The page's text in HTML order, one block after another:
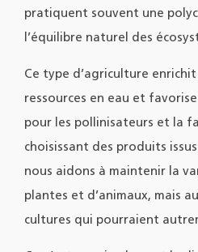
pratiquent souvent une
l’équilibre naturel des
Ce type d’agriculture
ressources en eau et
pour les pollinisateurs et la
choisissant des produits
nous aidons à maintenir la
plantes et d’animaux, mais
cultures qui pourraient